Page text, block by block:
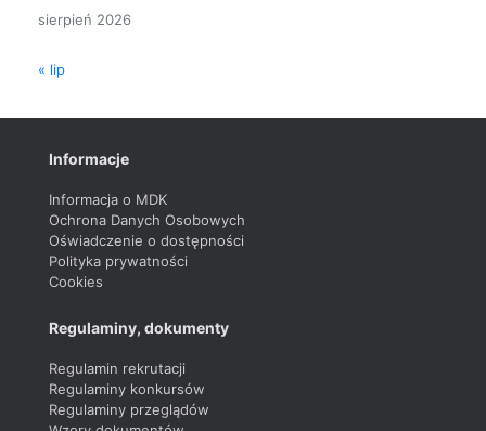
sierpień 2026
« lip
Informacje
Informacja o MDK
Ochrona Danych Osobowych
Oświadczenie o dostępności
Polityka prywatności
Cookies
Regulaminy, dokumenty
Regulamin rekrutacji
Regulaminy konkursów
Regulaminy przeglądów